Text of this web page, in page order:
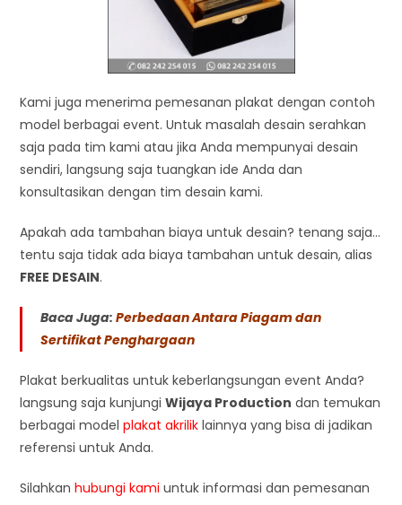
Kami juga menerima pemesanan plakat dengan contoh
model berbagai event. Untuk masalah desain serahkan
saja pada tim kami atau jika Anda mempunyai desain
sendiri, langsung saja tuangkan ide Anda dan
konsultasikan dengan tim desain kami.
Apakah ada tambahan biaya untuk desain? tenang saja…
tentu saja tidak ada biaya tambahan untuk desain, alias
FREE DESAIN.
Baca Juga:Perbedaan Antara Piagam dan
Sertifikat Penghargaan
Plakat berkualitas untuk keberlangsungan event Anda?
langsung saja kunjungiWijaya Production dan temukan
berbagai modelplakat akrilik lainnya yang bisa di jadikan
referensi untuk Anda.
Silahkanhubungi kami untuk informasi dan pemesanan